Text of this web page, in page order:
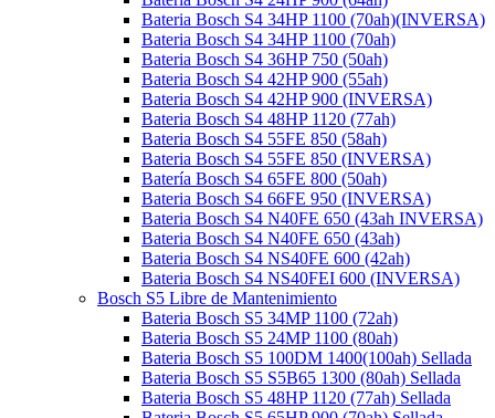
Bateria Bosch S4 34HP 1100 (70ah)(INVERSA)
Bateria Bosch S4 34HP 1100 (70ah)
Bateria Bosch S4 36HP 750 (50ah)
Bateria Bosch S4 42HP 900 (55ah)
Bateria Bosch S4 42HP 900 (INVERSA)
Bateria Bosch S4 48HP 1120 (77ah)
Bateria Bosch S4 55FE 850 (58ah)
Bateria Bosch S4 55FE 850 (INVERSA)
Batería Bosch S4 65FE 800 (50ah)
Bateria Bosch S4 66FE 950 (INVERSA)
Bateria Bosch S4 N40FE 650 (43ah INVERSA)
Bateria Bosch S4 N40FE 650 (43ah)
Bateria Bosch S4 NS40FE 600 (42ah)
Bateria Bosch S4 NS40FEI 600 (INVERSA)
Bosch S5 Libre de Mantenimiento
Bateria Bosch S5 34MP 1100 (72ah)
Bateria Bosch S5 24MP 1100 (80ah)
Bateria Bosch S5 100DM 1400(100ah) Sellada
Bateria Bosch S5 S5B65 1300 (80ah) Sellada
Bateria Bosch S5 48HP 1120 (77ah) Sellada